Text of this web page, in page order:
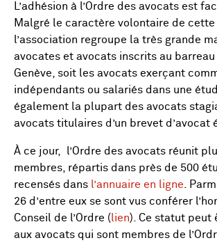
L’adhésion à l’Ordre des avocats est
Malgré le caractère volontaire de cette
l’association regroupe la très grande
avocates et avocats inscrits au
Genève, soit les avocats exerçant
indépendants ou salariés dans une
également la plupart des avocats
avocats titulaires d’un brevet d’avocat
À ce jour, l’Ordre des avocats réunit
membres, répartis dans près de 500
recensés dans l’annuaire en ligne .
26 d’entre eux se sont vus conférer
Conseil de l’Ordre ( lien). Ce statut peut
aux avocats qui sont membres de